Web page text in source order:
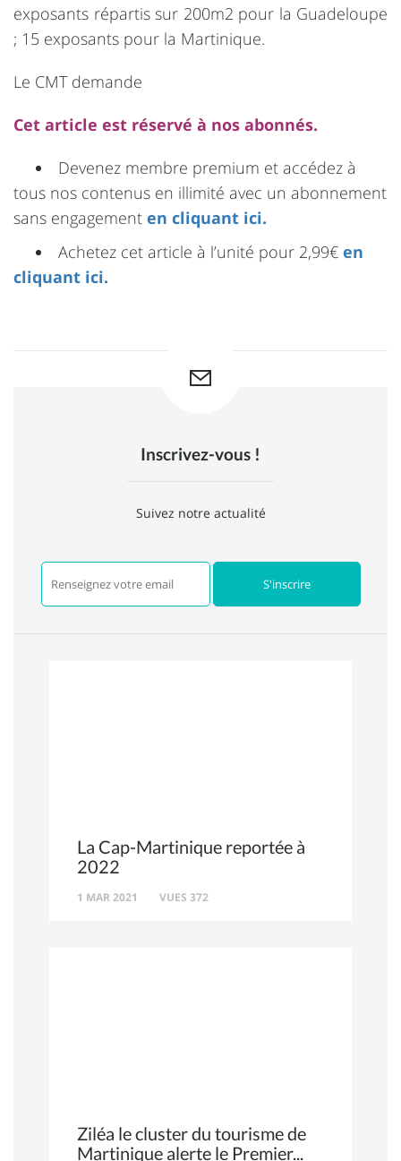
exposants répartis sur 200m2 pour la Guadeloupe
; 15 exposants pour la Martinique.
Le CMT demande
Cet article est réservé à nos abonnés.
Devenez membre premium et accédez à
tous nos contenus en illimité avec un abonnement
sans engagement en cliquant ici.
Achetez cet article à l’unité pour 2,99€ en
cliquant ici.
Inscrivez-vous !
Suivez notre actualité
La Cap-Martinique reportée à
2022
1 MAR 2021 VUES 372
Ziléa le cluster du tourisme de
Martinique alerte le Premier